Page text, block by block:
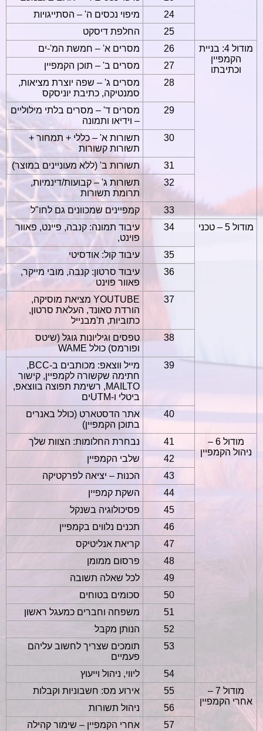
24
מיפוי נכסים ה' – הסתייגויות
25
החלפת דיסקט
מודול 4: בניית
הקמפיין
וכתיבתו
26
מסרים א' – חמשת המ'-ים
27
מסרים ב' – תוכן הקמפיין
28
מסרים ג' – שפה יוצרת מציאות,
סמנטיקה, כתיבת יוניסקס
29
מסרים ד' – מסרים בלתי מילוליים
– וידיאו ותמונה
30
תשורות א' – כללי + תמחור +
תשורות קשורות
31
תשורות ב' (ללא מעוניינים במוצר)
32
תשורות ג' – קבועות/דינמיות,
תרומת תשורות
33
קמפיינים שמכוונים גם לחו"ל
מודול 5 – טכני
34
עיבוד תמונה: קנבה, פיינט, פאוור
פוינט,
35
עיבוד קול: אודסיטי
36
עיבוד סרטון: קנבה, מובי מייקר,
פאוור פוינט
37
YOUTUBE מציאת מוסיקה,
הורדת סאונד, העלאת סרטון,
כתוביות, ת'מבנייל
38
טפסים וגיליונות גוגל (שיטס
ופורמס) כולל WAME
39
מייל ווצאפ: מכותבים ב-BCC
,
חתימה שקשורה לקמפיין, קישור
MAILTO
, רשימת תפוצה בווצאפ,
ביטלי ו-UTMים
40
אתר הדסטארט (כולל באנרים
בתוכן הקמפיין)
מודול 6 –
ניהול הקמפיין
41
נבחרת החלומות: הצוות שלך
42
שלבי הקמפיין
43
הכנות – יציאה לפרקטיקה
44
השקת קמפיין
45
פסיכולוגיה בשנקל
46
תכנים נלווים בקמפיין
47
קריאת אנליטיקס
48
פרסום ממומן
49
לכל שאלה תשובה
50
סכומים בטוחים
51
משפחה וחברים כמעגל ראשון
52
הנותן מקבל
53
תומכים שצריך לחשוב עליהם
פעמיים
54
ליווי, ניהול וייעוץ
מודול 7 –
אחרי הקמפיין
55
אירוע מס: חשבוניות וקבלות
56
ניהול תשורות
57
אחרי הקמפיין – שימור קהילה